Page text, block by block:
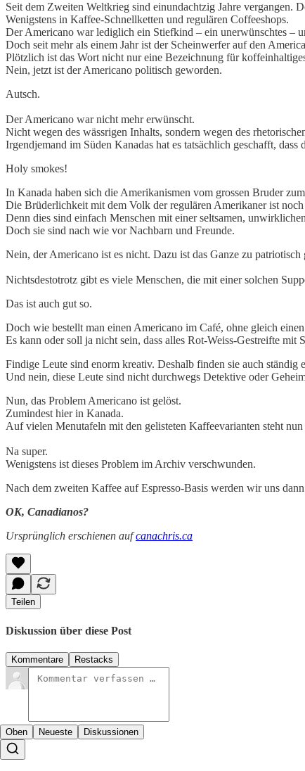
Seit dem Zweiten Weltkrieg sind einundachtzig Jahre vergangen.
Wenigstens in Kaffee-Schnellketten und regulären Coffeeshops.
Der Americano war lediglich ein Stiefkind – ein unerwünschtes –
Doch seit mehr als einem Jahr ist der Scheinwerfer auf den
Plötzlich ist das Wort nicht nur eine Bezeichnung für
Nein, jetzt ist der Americano politisch geworden.
Autsch.
Der Americano war nicht mehr erwünscht.
Nicht wegen des wässrigen Inhalts, sondern wegen des
Irgendjemand im Süden Kanadas hat es tatsächlich geschafft,
Holy smokes!
In Kanada haben sich die Amerikanismen vom grossen Bruder
Die Brüderlichkeit mit dem Volk der regulären Amerikaner ist noch
Denn dies sind einfach Menschen mit einer seltsamen,
Doch sie sind nach wie vor Nachbarn und Freunde.
Nein, der Americano ist es nicht. Dazu ist das Ganze zu patriotisch
Nichtsdestotrotz gibt es viele Menschen, die mit einer solchen
Das ist auch gut so.
Doch wie bestellt man einen Americano im Café, ohne gleich
Es kann oder soll ja nicht sein, dass alles Rot-Weiss-Gestreifte
Findige Leute sind enorm kreativ. Deshalb finden sie auch ständig
Und nein, diese Leute sind nicht durchwegs Detektive oder
Nun, das Problem Americano ist gelöst.
Zumindest hier in Kanada.
Auf vielen Menutafeln mit den gelisteten Kaffeevarianten steht
Na super.
Wenigstens ist dieses Problem im Archiv verschwunden.
Nach dem zweiten Kaffee auf Espresso-Basis werden wir uns
OK, Canadianos?
Ursprünglich erschienen aufcanachris.ca
Teilen
Diskussion über diese Post
Kommentare Restacks
Oben Neueste Diskussionen